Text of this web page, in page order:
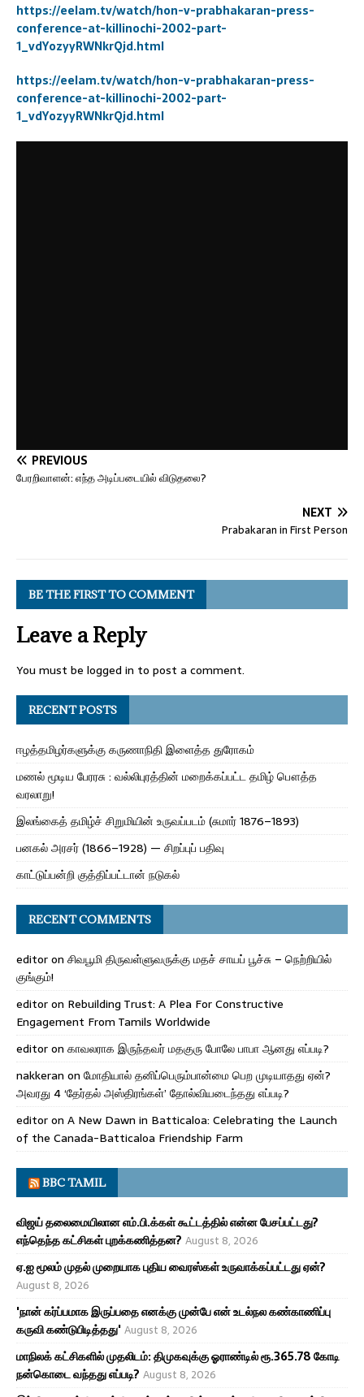
https://eelam.tv/watch/hon-v-prabhakaran-press-
conference-at-killinochi-2002-part-
1_vdYozyyRWNkrQjd.html
https://eelam.tv/watch/hon-v-prabhakaran-press-
conference-at-killinochi-2002-part-
1_vdYozyyRWNkrQjd.html
PREVIOUS
பேரறிவாளன்: எந்த அடிப்படையில் விடுதலை?
NEXT
Prabakaran in First Person
BE THE FIRST TO COMMENT
Leave a Reply
You must be logged in to post a comment.
RECENT POSTS
ஈழத்தமிழர்களுக்கு கருணாநிதி இளைத்த துரோகம்
மணல் மூடிய பேரரசு : வல்லிபுரத்தின் மறைக்கப்பட்ட தமிழ் பௌத்த
வரலாறு!
இலங்கைத் தமிழ்ச் சிறுமியின் உருவப்படம் (சுமார் 1876–1893)
பனகல் அரசர் (1866–1928) — சிறப்புப் பதிவு
காட்டுப்பன்றி குத்திப்பட்டான் நடுகல்
RECENT COMMENTS
editoron சிவபூமி திருவள்ளுவருக்கு மதச் சாயப் பூச்சு – நெற்றியில்
குங்கும்!
editoron Rebuilding Trust: A Plea For Constructive
Engagement From Tamils Worldwide
editoron காவலராக இருந்தவர் மதகுரு போலே பாபா ஆனது எப்படி?
nakkeran on மோதியால் தனிப்பெரும்பான்மை பெற முடியாதது ஏன்?
அவரது 4 ‘தேர்தல் அஸ்திரங்கள்’ தோல்வியடைந்தது எப்படி?
editoron A New Dawn in Batticaloa: Celebrating the Launch
of the Canada-Batticaloa Friendship Farm
BBC TAMIL
விஜய் தலைமையிலான எம்.பி.க்கள் கூட்டத்தில் என்ன பேசப்பட்டது?
எந்தெந்த கட்சிகள் புறக்கணித்தன? August 8, 2026
ஏ.ஐ மூலம் முதல் முறையாக புதிய வைரஸ்கள் உருவாக்கப்பட்டது ஏன்?
August 8, 2026
'நான் கர்ப்பமாக இருப்பதை எனக்கு முன்பே என் உடல்நல கண்காணிப்பு
கருவி கண்டுபிடித்தது'August 8, 2026
மாநிலக் கட்சிகளில் முதலிடம்: திமுகவுக்கு ஓராண்டில் ரூ.365.78 கோடி
நன்கொடை வந்தது எப்படி? August 8, 2026